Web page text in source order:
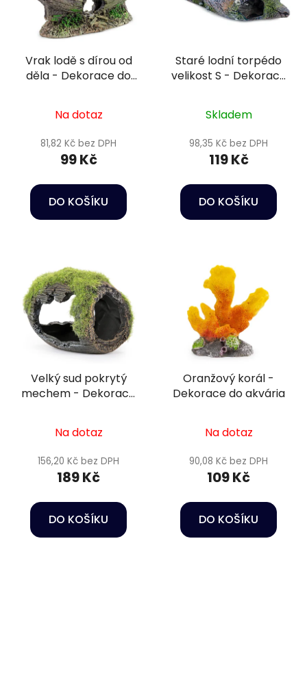
Vrak lodě s dírou od
děla - Dekorace do
Na dotaz
81,82 Kč bez DPH
99 Kč
DO KOŠÍKU
Staré lodní torpédo
velikost S - Dekorace
Skladem
98,35 Kč bez DPH
119 Kč
DO KOŠÍKU
Velký sud pokrytý
mechem - Dekorace
Na dotaz
156,20 Kč bez DPH
189 Kč
DO KOŠÍKU
Oranžový korál -
Dekorace do akvária
Na dotaz
90,08 Kč bez DPH
109 Kč
DO KOŠÍKU